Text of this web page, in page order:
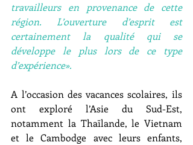
travailleurs en provenance de cette
région. L’ouverture d’esprit est
certainement la qualité qui se
développe le plus lors de ce type
d’expérience».
A l’occasion des vacances scolaires, ils
ont exploré l’Asie du Sud-Est,
notamment la Thaïlande, le Vietnam
et le Cambodge avec leurs enfants,